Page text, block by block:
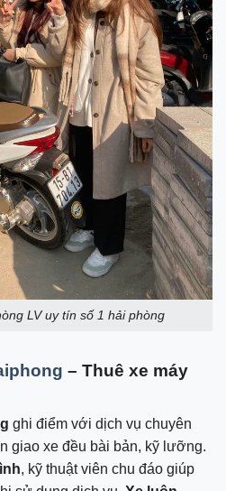
LV uy tín số 1 hải phòng
– Thuê xe máy
ghi điểm với dịch vụ chuyên
giao xe đều bài bản, kỹ lưỡng.
, kỹ thuật viên chu đáo giúp